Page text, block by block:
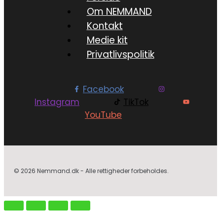
Om NEMMAND
Kontakt
Medie kit
Privatlivspolitik
Facebook
Instagram
TikTok
YouTube
© 2026 Nemmand.dk - Alle rettigheder forbeholdes.